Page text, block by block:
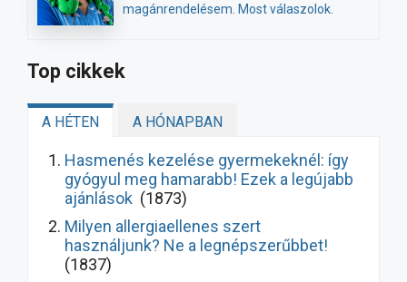
magánrendelésem. Most válaszolok.
Top cikkek
A HÉTEN A HÓNAPBAN
Hasmenés kezelése gyermekeknél: így
gyógyul meg hamarabb! Ezek a legújabb
ajánlások (1873)
Milyen allergiaellenes szert
használjunk? Ne a legnépszerűbbet!
(1837)